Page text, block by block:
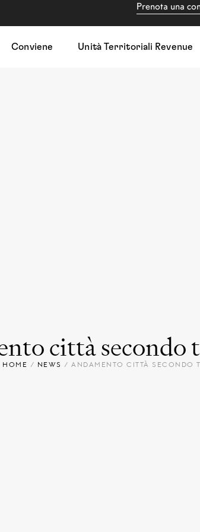
Prenota una
Conviene Unità Territoriali Revenue
città secondo
HOME / NEWS / ANDAMENTO CITTÀ SECONDO